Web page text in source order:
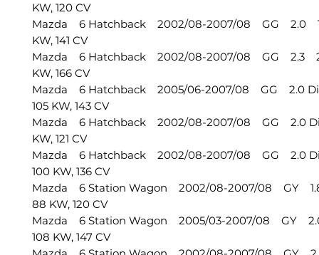
KW, 120 CV
Mazda 6 Hatchback 2002/08-2007/08 GG 2.0
KW, 141 CV
Mazda 6 Hatchback 2002/08-2007/08 GG 2.3
KW, 166 CV
Mazda 6 Hatchback 2005/06-2007/08 GG 2.0
105 KW, 143 CV
Mazda 6 Hatchback 2002/08-2007/08 GG 2.0
KW, 121 CV
Mazda 6 Hatchback 2002/08-2007/08 GG 2.0
100 KW, 136 CV
Mazda 6 Station Wagon 2002/08-2007/08 GY
88 KW, 120 CV
Mazda 6 Station Wagon 2005/03-2007/08 GY
108 KW, 147 CV